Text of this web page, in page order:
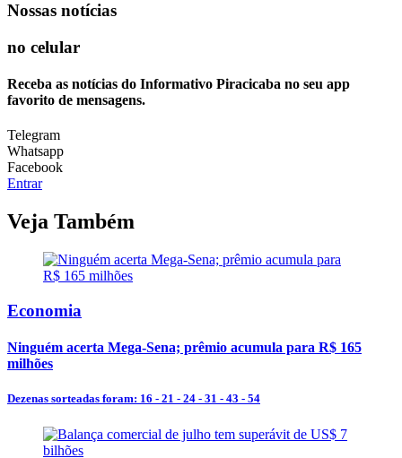
Nossas notícias
no celular
Receba as notícias do Informativo Piracicaba no seu app
favorito de mensagens.
Telegram
Whatsapp
Facebook
Entrar
Veja Também
Economia
Ninguém acerta Mega-Sena; prêmio acumula para R$ 165
milhões
Dezenas sorteadas foram: 16 - 21 - 24 - 31 - 43 - 54